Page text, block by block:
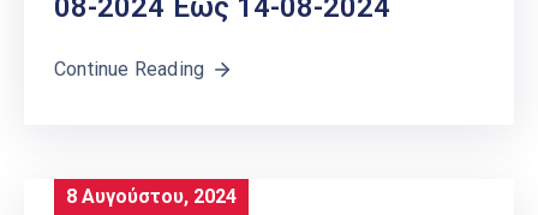
08-2024 Έως 14-08-2024
Continue Reading
8 Αυγούστου, 2024